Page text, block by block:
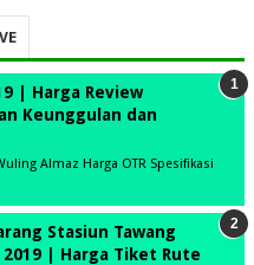
| Harga Review
Keunggulan dan
Almaz Harga OTR Spesifikasi
Stasiun Tawang
| Harga Tiket Rute